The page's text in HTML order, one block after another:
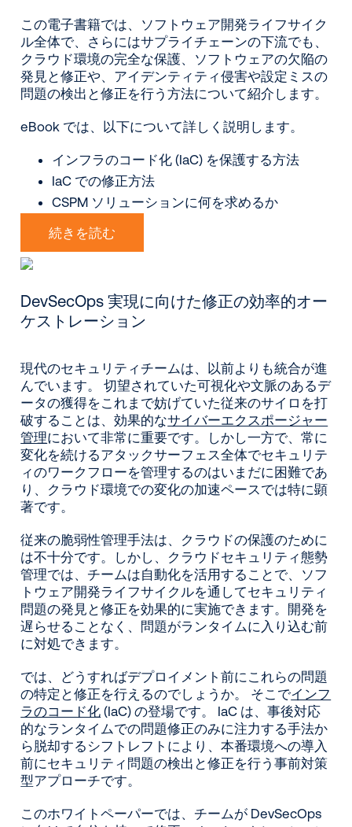
この電子書籍では、ソフトウェア開発ライフサイク
ル全体で、さらにはサプライチェーンの下流でも、
クラウド環境の完全な保護、ソフトウェアの欠陥の
発見と修正や、アイデンティティ侵害や設定ミスの
問題の検出と修正を行う方法について紹介します。
eBook では、以下について詳しく説明します。
インフラのコード化 (IaC) を保護する方法
IaC での修正方法
CSPM ソリューションに何を求めるか
続きを読む
DevSecOps 実現に向けた修正の効率的オー
ケストレーション
現代のセキュリティチームは、以前よりも統合が進
んでいます。 切望されていた可視化や文脈のあるデ
ータの獲得をこれまで妨げていた従来のサイロを打
破することは、効果的なサイバーエクスポージャー
管理において非常に重要です。しかし一方で、常に
変化を続けるアタックサーフェス全体でセキュリテ
ィのワークフローを管理するのはいまだに困難であ
り、クラウド環境での変化の加速ペースでは特に顕
著です。
従来の脆弱性管理手法は、クラウドの保護のために
は不十分です。しかし、クラウドセキュリティ態勢
管理では、チームは自動化を活用することで、ソフ
トウェア開発ライフサイクルを通してセキュリティ
問題の発見と修正を効果的に実施できます。開発を
遅らせることなく、問題がランタイムに入り込む前
に対処できます。
では、どうすればデプロイメント前にこれらの問題
の特定と修正を行えるのでしょうか。 そこでインフ
ラのコード化 (IaC) の登場です。 IaC は、事後対応
的なランタイムでの問題修正のみに注力する手法か
ら脱却するシフトレフトにより、本番環境への導入
前にセキュリティ問題の検出と修正を行う事前対策
型アプローチです。
このホワイトペーパーでは、チームが DevSecOps